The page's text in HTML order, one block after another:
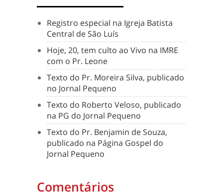
Registro especial na Igreja Batista
Central de São Luís
Hoje, 20, tem culto ao Vivo na IMRE
com o Pr. Leone
Texto do Pr. Moreira Silva, publicado
no Jornal Pequeno
Texto do Roberto Veloso, publicado
na PG do Jornal Pequeno
Texto do Pr. Benjamin de Souza,
publicado na Página Gospel do
Jornal Pequeno
Comentários